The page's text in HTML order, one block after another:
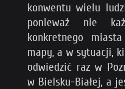
konwentu wielu
ponieważ nie
konkretnego
mapy, a w sytuacji,
odwiedzić raz w
w Bielsku-Białej, a